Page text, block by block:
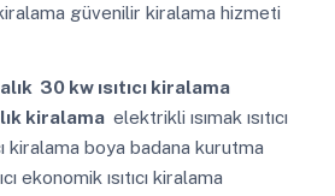
kiralama güvenilir kiralama hizmeti
30 kw ısıtıcı kiralama
kiralama elektrikli ısımak ısıtıcı
kiralama boya badana kurutma
ekonomik ısıtıcı kiralama